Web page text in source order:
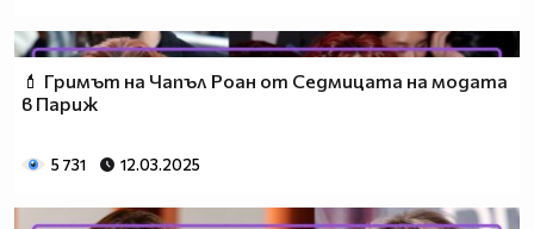
💄 Гримът на Чапъл Роан от Седмицата на модата
в Париж
5 731 12.03.2025